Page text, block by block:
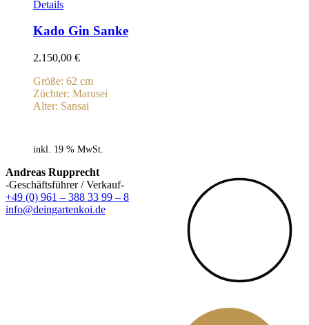
Details
Kado Gin Sanke
2.150,00 €
Größe: 62 cm
Züchter: Marusei
Alter: Sansai
inkl. 19 % MwSt.
Andreas Rupprecht
-Geschäftsführer / Verkauf-
+49 (0) 961 – 388 33 99 – 8
info@deingartenkoi.de